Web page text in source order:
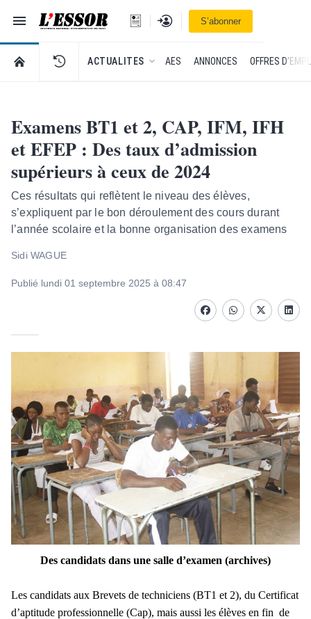
Navigation
L'Essor - retour à la une
Se connecterS’abonner
RETOUR À LA PAGE D’ACCUEIL DE L'ESSOR
ACTUALITES AES ANNONCES OFFRES
Examens BT1 et 2, CAP, IFM, IFH
et EFEP : Des taux d’admission
supérieurs à ceux de 2024
Ces résultats qui reflètent le niveau des élèves,
s’expliquent par le bon déroulement des cours durant
l’année scolaire et la bonne organisation des examens
Sidi WAGUE
Publié lundi 01 septembre 2025 à 08:47
FacebookwhatsappTwitter
Des candidats dans une salle d’examen (archives)
Les candidats aux Brevets de techniciens (BT1 et 2), du Certificat
d’aptitude professionnelle (Cap), mais aussi les élèves en fin de